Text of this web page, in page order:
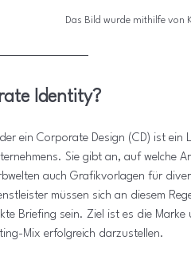
Das Bild wurde mithilfe von
Identity?
ein Corporate Design (CD) ist ein
Sie gibt an, auf welche
auch Grafikvorlagen für
müssen sich an diesem
Briefing sein. Ziel ist es die
Mix erfolgreich darzustellen.